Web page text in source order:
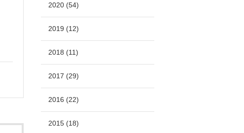
2020 (54)
2019 (12)
2018 (11)
2017 (29)
2016 (22)
2015 (18)